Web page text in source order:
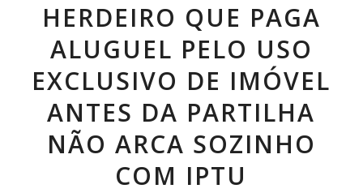
HERDEIRO QUE PAGA
ALUGUEL PELO USO
EXCLUSIVO DE IMÓVEL
ANTES DA PARTILHA
NÃO ARCA SOZINHO
COM IPTU